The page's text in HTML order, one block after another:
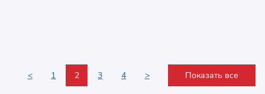
< 1 2 3 4 > Показать все